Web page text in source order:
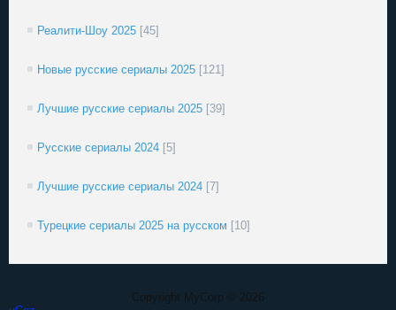
Реалити-Шоу 2025 [45]
Новые русские сериалы 2025 [121]
Лучшие русские сериалы 2025 [39]
Русские сериалы 2024 [5]
Лучшие русские сериалы 2024 [7]
Турецкие сериалы 2025 на русском [10]
Copyright MyCorp © 2026